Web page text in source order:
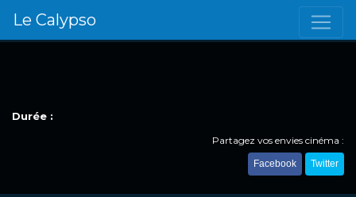
Le Calypso
Durée :
Partagez vos envies cinéma :
Facebook Twitter